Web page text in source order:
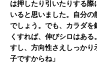
は押したり引いたりする
いると思いました。自分
でしょう。でも、カラダ
くすれば、伸びシロはあ
すし、方向性さえしっか
子ですからね」